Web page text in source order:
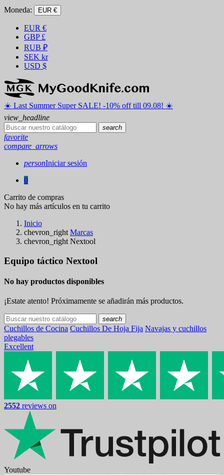
Moneda: EUR €
EUR €
GBP £
RUB ₽
SEK kr
USD $
☀️ ️Last Summer Super SALE! -10% off till 09.08! ☀️
view_headline
search
favorite
compare_arrows
personIniciar sesión
0
Carrito de compras
No hay más artículos en tu carrito
Inicio
chevron_right Marcas
chevron_right Nextool
Equipo táctico Nextool
No hay productos disponibles
¡Estate atento! Próximamente se añadirán más productos.
search
Cuchillos de Cocina Cuchillos De Hoja Fija Navajas y cuchillos
plegables
Excellent
2552 reviews on
Youtube